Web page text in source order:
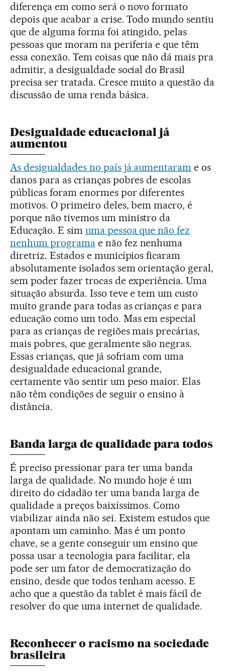
diferença em como será o novo formato
depois que acabar a crise. Todo mundo sentiu
que de alguma forma foi atingido, pelas
pessoas que moram na periferia e que têm
essa conexão. Tem coisas que não dá mais pra
admitir, a desigualdade social do Brasil
precisa ser tratada. Cresce muito a questão da
discussão de uma renda básica.
Desigualdade educacional já
aumentou
As desigualdades no país já aumentaram e os
danos para as crianças pobres de escolas
públicas foram enormes por diferentes
motivos. O primeiro deles, bem macro, é
porque não tivemos um ministro da
Educação. E sim uma pessoa que não fez
nenhum programae não fez nenhuma
diretriz. Estados e municípios ficaram
absolutamente isolados sem orientação geral,
sem poder fazer trocas de experiência. Uma
situação absurda. Isso teve e tem um custo
muito grande para todas as crianças e para
educação como um todo. Mas em especial
para as crianças de regiões mais precárias,
mais pobres, que geralmente são negras.
Essas crianças, que já sofriam com uma
desigualdade educacional grande,
certamente vão sentir um peso maior. Elas
não têm condições de seguir o ensino à
distância.
Banda larga de qualidade para todos
É preciso pressionar para ter uma banda
larga de qualidade. No mundo hoje é um
direito do cidadão ter uma banda larga de
qualidade a preços baixíssimos. Como
viabilizar ainda não sei. Existem estudos que
apontam um caminho. Mas é um ponto
chave, se a gente conseguir um ensino que
possa usar a tecnologia para facilitar, ela
pode ser um fator de democratização do
ensino, desde que todos tenham acesso. E
acho que a questão da tablet é mais fácil de
resolver do que uma internet de qualidade.
Reconhecer o racismo na sociedade
brasileira